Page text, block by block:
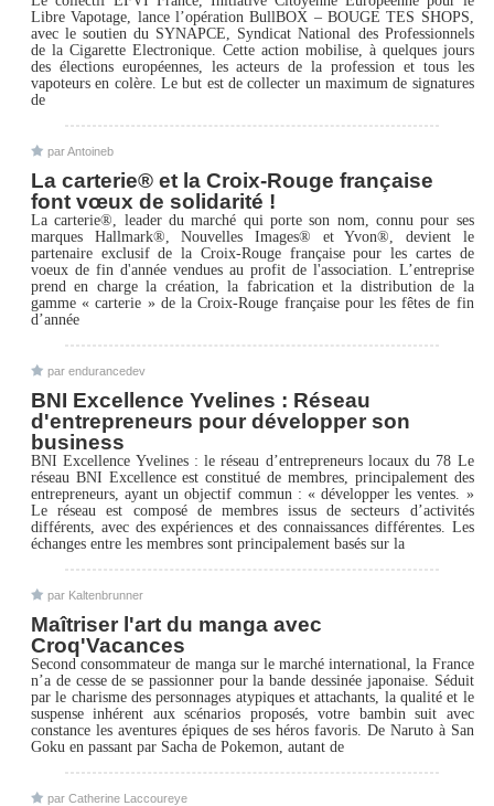
Libre Vapotage, lance l’opération BullBOX – BOUGE TES SHOPS,
avec le soutien du SYNAPCE, Syndicat National des Professionnels
de la Cigarette Electronique. Cette action mobilise, à quelques jours
des élections européennes, les acteurs de la profession et tous les
vapoteurs en colère. Le but est de collecter un maximum de signatures
de
par Antoineb
La carterie® et la Croix-Rouge française
font vœux de solidarité !
La carterie®, leader du marché qui porte son nom, connu pour ses
marques Hallmark®, Nouvelles Images® et Yvon®, devient le
partenaire exclusif de la Croix-Rouge française pour les cartes de
voeux de fin d'année vendues au profit de l'association. L’entreprise
prend en charge la création, la fabrication et la distribution de la
gamme « carterie » de la Croix-Rouge française pour les fêtes de fin
d’année
par endurancedev
BNI Excellence Yvelines : Réseau
d'entrepreneurs pour développer son
business
BNI Excellence Yvelines : le réseau d’entrepreneurs locaux du 78 Le
réseau BNI Excellence est constitué de membres, principalement des
entrepreneurs, ayant un objectif commun : « développer les ventes. »
Le réseau est composé de membres issus de secteurs d’activités
différents, avec des expériences et des connaissances différentes. Les
échanges entre les membres sont principalement basés sur la
par Kaltenbrunner
Maîtriser l'art du manga avec
Croq'Vacances
Second consommateur de manga sur le marché international, la France
n’a de cesse de se passionner pour la bande dessinée japonaise. Séduit
par le charisme des personnages atypiques et attachants, la qualité et le
suspense inhérent aux scénarios proposés, votre bambin suit avec
constance les aventures épiques de ses héros favoris. De Naruto à San
Goku en passant par Sacha de Pokemon, autant de
par Catherine Laccoureye